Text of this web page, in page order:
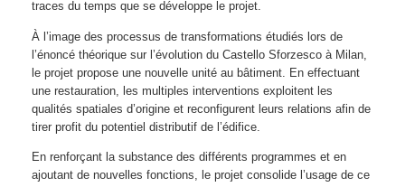
traces du temps que se développe le projet.
À l’image des processus de transformations étudiés lors de
l’énoncé théorique sur l’évolution du Castello Sforzesco à Milan,
le projet propose une nouvelle unité au bâtiment. En effectuant
une restauration, les multiples interventions exploitent les
qualités spatiales d’origine et reconfigurent leurs relations afin de
tirer profit du potentiel distributif de l’édifice.
En renforçant la substance des différents programmes et en
ajoutant de nouvelles fonctions, le projet consolide l’usage de ce